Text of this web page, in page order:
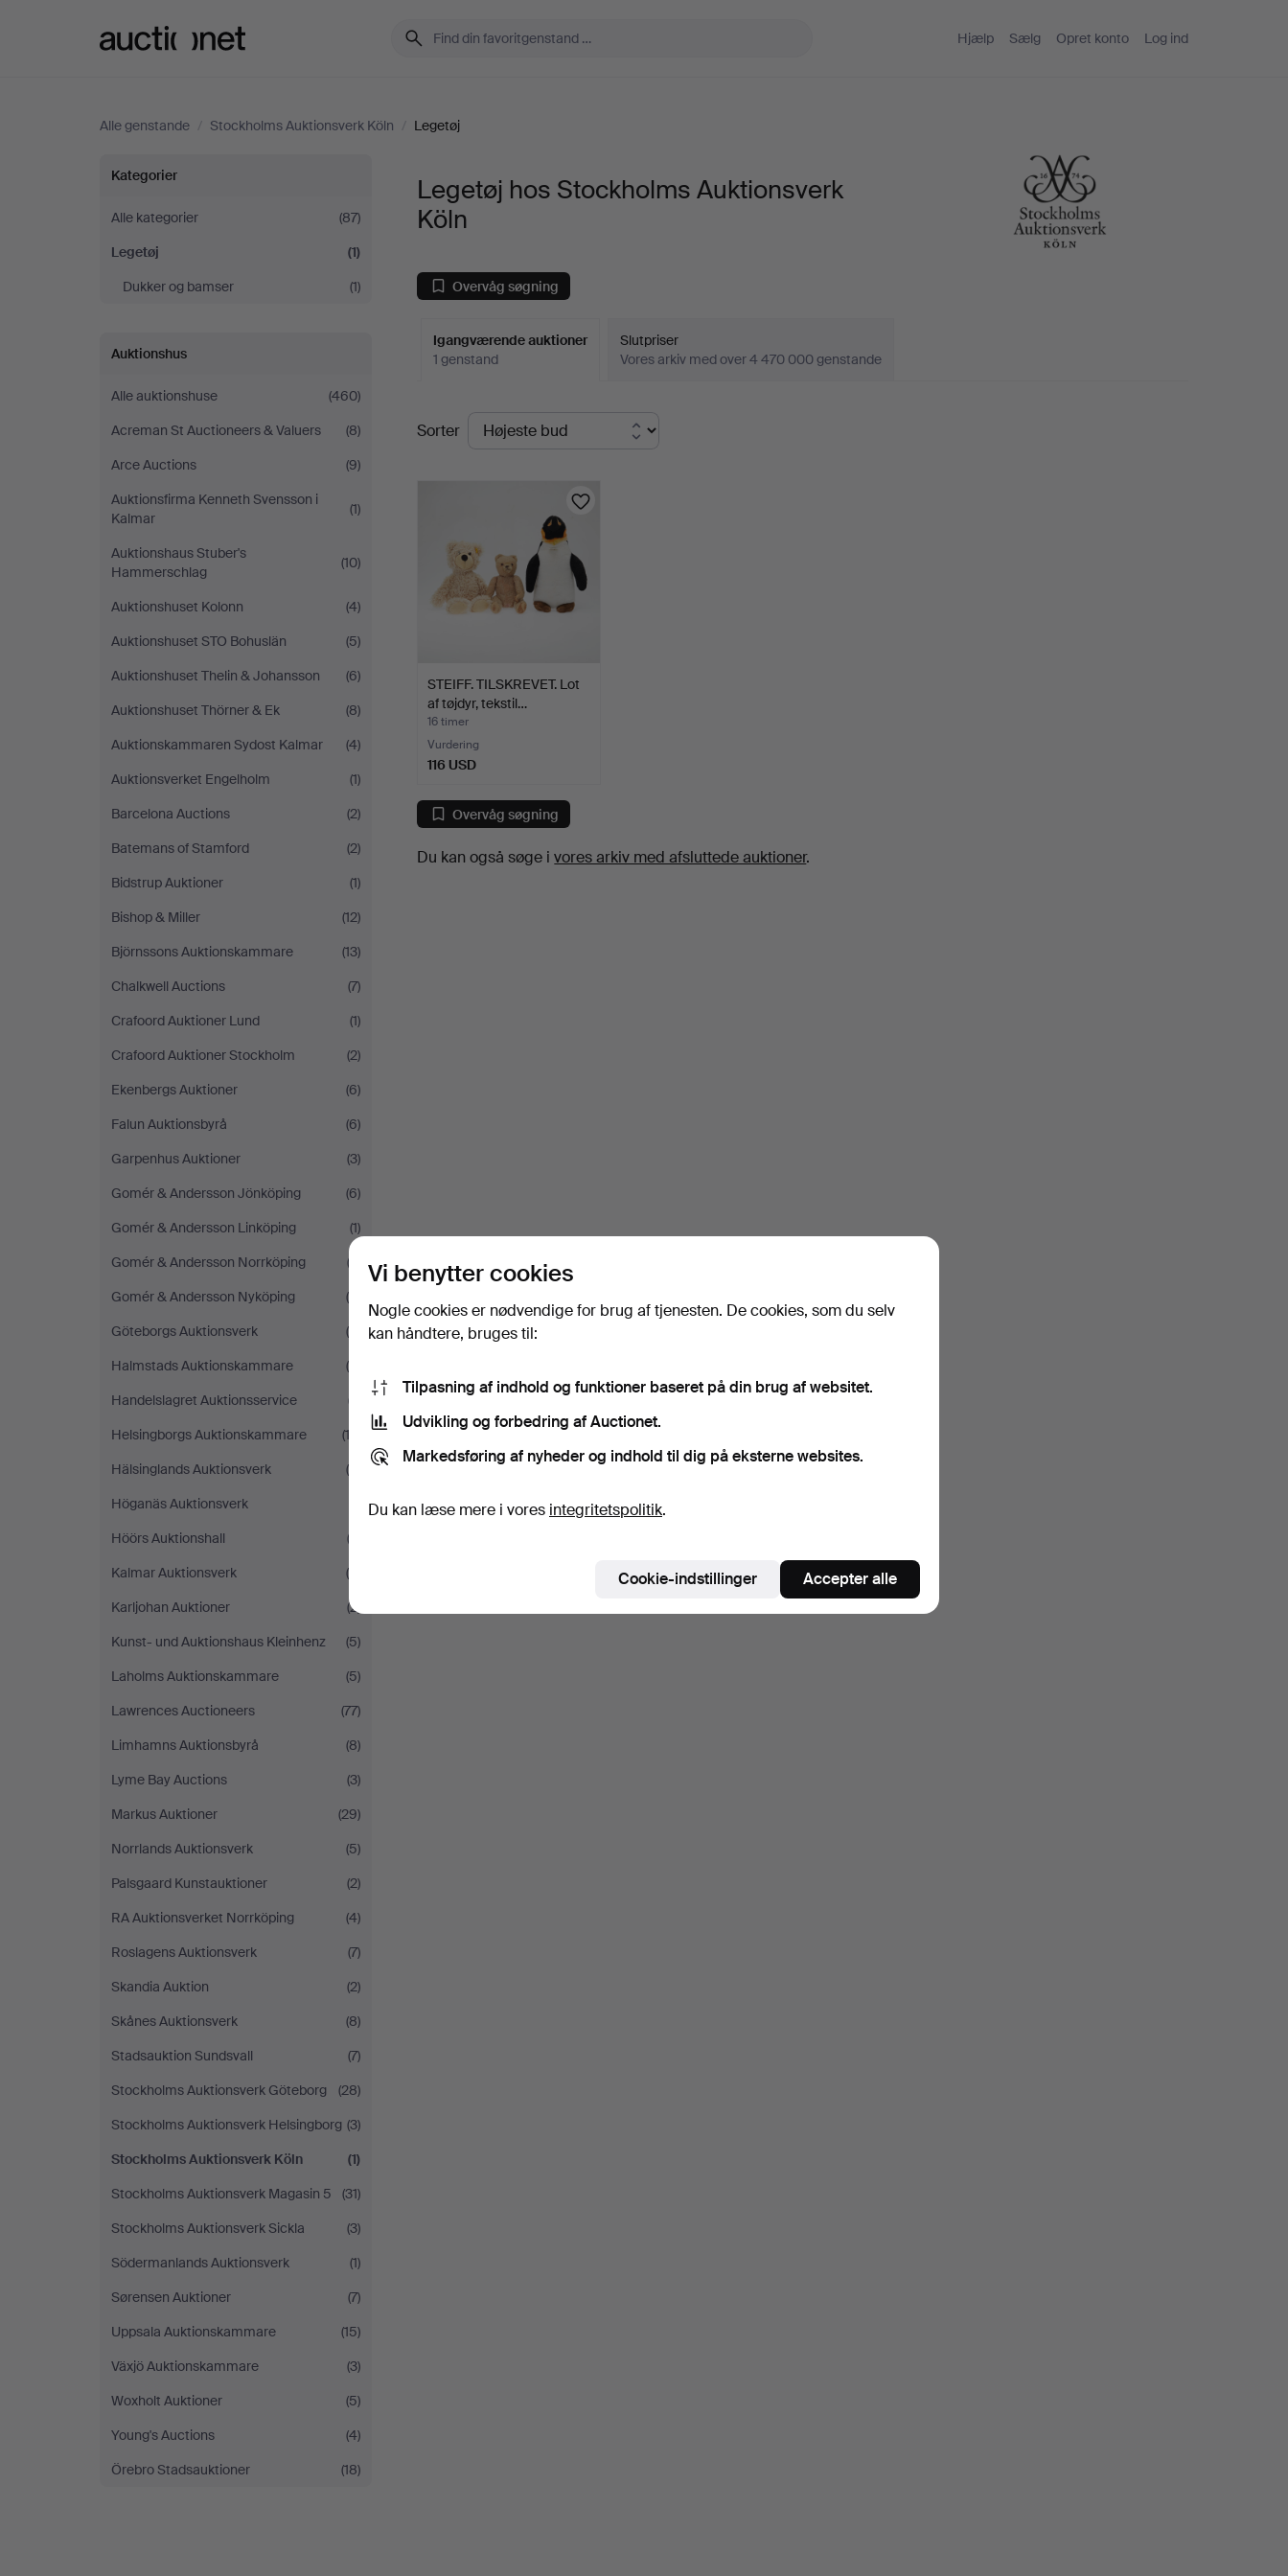
Hjælp Sælg Opret konto Log ind
Alle genstande / Stockholms Auktionsverk Köln / Legetøj
Legetøj
hos
Stockholms
Köln
Kategorier
Alle kategorier
(87)
Legetøj
(1)
Dukker og bamser
(1)
Auktionshus
Alle auktionshuse
(460)
Acreman St Auctioneers & Valuers
(8)
Arce Auctions
(9)
Auktionsfirma Kenneth Svensson i
Kalmar
(1)
Auktionshaus Stuber's
Hammerschlag
(10)
Auktionshuset Kolonn
(4)
Auktionshuset STO Bohuslän
(5)
Auktionshuset Thelin & Johansson
(6)
Auktionshuset Thörner & Ek
(8)
Auktionskammaren Sydost Kalmar
(4)
Auktionsverket Engelholm
(1)
Barcelona Auctions
(2)
Batemans of Stamford
(2)
Bidstrup Auktioner
(1)
Bishop & Miller
(12)
Björnssons Auktionskammare
(13)
Chalkwell Auctions
(7)
Crafoord Auktioner Lund
(1)
Crafoord Auktioner Stockholm
(2)
Ekenbergs Auktioner
(6)
Falun Auktionsbyrå
(6)
Garpenhus Auktioner
(3)
Gomér & Andersson Jönköping
(6)
Gomér & Andersson Linköping
(1)
Gomér & Andersson Norrköping
(2)
Gomér & Andersson Nyköping
(4)
Göteborgs Auktionsverk
(8)
Halmstads Auktionskammare
(9)
Handelslagret Auktionsservice
(7)
Helsingborgs Auktionskammare
(13)
Hälsinglands Auktionsverk
(4)
Höganäs Auktionsverk
Höörs Auktionshall
(3)
Kalmar Auktionsverk
(8)
Karljohan Auktioner
(2)
Kunst- und Auktionshaus Kleinhenz
(5)
Laholms Auktionskammare
(5)
Lawrences Auctioneers
(77)
Limhamns Auktionsbyrå
(8)
Lyme Bay Auctions
(3)
Markus Auktioner
(29)
Norrlands Auktionsverk
(5)
Palsgaard Kunstauktioner
(2)
RA Auktionsverket Norrköping
(4)
Roslagens Auktionsverk
(7)
Skandia Auktion
(2)
Skånes Auktionsverk
(8)
Stadsauktion Sundsvall
(7)
Stockholms Auktionsverk Göteborg
(28)
Stockholms Auktionsverk Helsingborg (3)
Stockholms Auktionsverk Köln
(1)
Stockholms Auktionsverk Magasin 5
(31)
Stockholms Auktionsverk Sickla
(3)
Södermanlands Auktionsverk
(1)
Sørensen Auktioner
(7)
Uppsala Auktionskammare
(15)
Växjö Auktionskammare
(3)
Woxholt Auktioner
(5)
Young's Auctions
(4)
Örebro Stadsauktioner
(18)
Legetøj hos Stockholms Auktionsverk
Köln
Overvåg søgning
Igangværende auktioner
1 genstand
Slutpriser
Vores arkiv med over 4 470 000 genstande
Igangværende
auktioner
Sorter
STEIFF. TILSKREVET. Lot
af tøjdyr, tekstil…
16 timer
Vurdering
116 USD
Overvåg søgning
Du kan også søge ivores arkiv med afsluttede auktioner.
Vi benytter cookies
Nogle cookies er nødvendige for brug af tjenesten. De cookies, som du selv
kan håndtere, bruges til:
Tilpasning af indhold og funktioner baseret på din brug af websitet.
Udvikling og forbedring af Auctionet.
Markedsføring af nyheder og indhold til dig på eksterne websites.
Du kan læse mere i vores integritetspolitik.
Cookie-indstillinger Accepter alle